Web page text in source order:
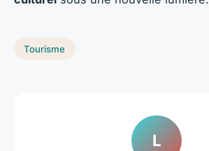
Tourisme
L